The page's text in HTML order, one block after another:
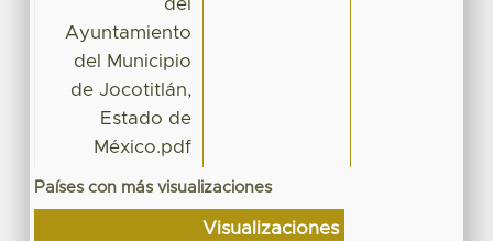
del
Ayuntamiento
del Municipio
de Jocotitlán,
Estado de
México.pdf
Países con más visualizaciones
Visualizaciones